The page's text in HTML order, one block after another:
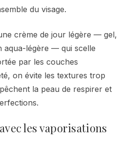
du visage.
crème de jour légère — gel,
aqua-légère — qui scelle
par les couches
on évite les textures trop
la peau de respirer et
les vaporisations